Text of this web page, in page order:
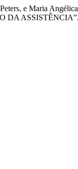
e Maria
DA ASSISTÊNCIA”.